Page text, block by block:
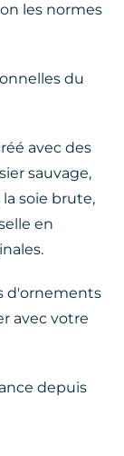
les normes
du
avec des
sauvage,
soie brute,
en
d'ornements
avec votre
depuis